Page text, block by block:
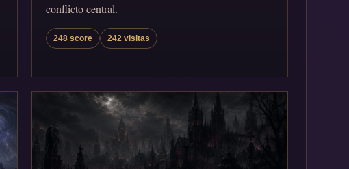
conflicto central.
248 score 242 visitas